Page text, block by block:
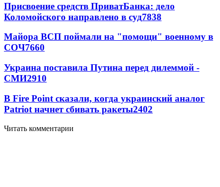
Присвоение средств ПриватБанка: дело
Коломойского направлено в суд7838
Майора ВСП поймали на "помощи" военному в
СОЧ7660
Украина поставила Путина перед дилеммой -
СМИ2910
В Fire Point сказали, когда украинский аналог
Patriot начнет сбивать ракеты2402
Читать комментарии